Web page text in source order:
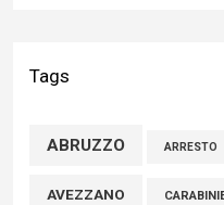
conti solidi che
Tags
ABRUZZO ARRESTO
AVEZZANO